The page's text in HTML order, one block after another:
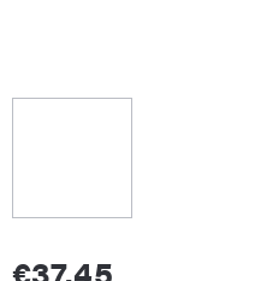
€37,45